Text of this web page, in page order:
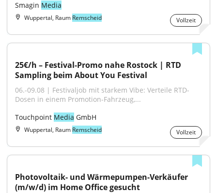
Smagin Media
Wuppertal, Raum Remscheid Vollzeit
25€/h – Festival-Promo nahe Rostock | RTD
Sampling beim About You Festival
06.-09.08 | Festivaljob mit starkem Vibe: Verteile RTD-
Dosen in einem Promotion-Fahrzeug,...
Touchpoint Media GmbH
Wuppertal, Raum Remscheid Vollzeit
Photovoltaik- und Wärmepumpen-Verkäufer
(m/w/d) im Home Office gesucht